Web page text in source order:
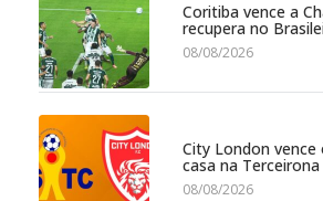
Coritiba vence a
recupera no
08/08/2026
City London vence
casa na Terceirona
08/08/2026